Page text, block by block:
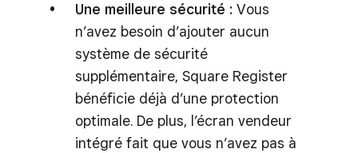
Une meilleure sécurité : Vous
n’avez besoin d’ajouter aucun
système de sécurité
supplémentaire, Square Register
bénéficie déjà d’une protection
optimale. De plus, l’écran vendeur
intégré fait que vous n’avez pas à